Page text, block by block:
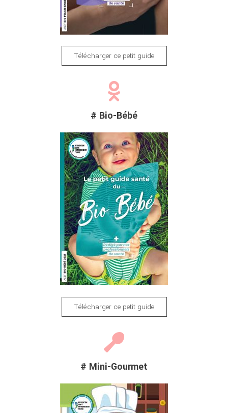
Télécharger ce petit guide
# Bio-Bébé
Télécharger ce petit guide
# Mini-Gourmet